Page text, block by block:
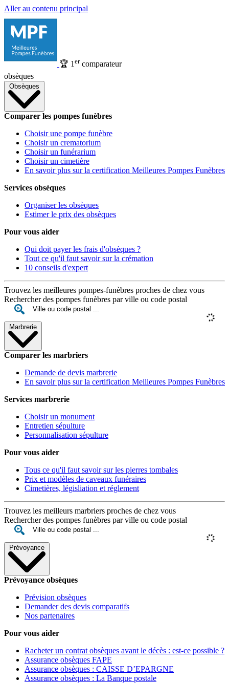
Aller au contenu principal
🏆 1 ercomparateur
obsèques
Obsèques
Comparer les pompes funèbres
Choisir une pompe funèbre
Choisir un crematorium
Choisir un funérarium
Choisir un cimetière
En savoir plus sur la certification Meilleures Pompes Funèbres
Services obsèques
Organiser les obsèques
Estimer le prix des obsèques
Pour vous aider
Qui doit payer les frais d'obsèques ?
Tout ce qu'il faut savoir sur la crémation
10 conseils d'expert
Trouvez les meilleures pompes-funèbres proches de chez vous
Rechercher des pompes funèbres par ville ou code postal
Marbrerie
Comparer les marbriers
Demande de devis marbrerie
En savoir plus sur la certification Meilleures Pompes Funèbres
Services marbrerie
Choisir un monument
Entretien sépulture
Personnalisation sépulture
Pour vous aider
Tous ce qu'il faut savoir sur les pierres tombales
Prix et modèles de caveaux funéraires
Cimetières, législiation et réglement
Trouvez les meilleurs marbriers proches de chez vous
Rechercher des pompes funèbres par ville ou code postal
Prévoyance
Prévoyance obsèques
Prévision obsèques
Demander des devis comparatifs
Nos partenaires
Pour vous aider
Racheter un contrat obsèques avant le décès : est-ce possible ?
Assurance obsèques FAPE
Assurance obsèques : CAISSE D’EPARGNE
Assurance obsèques : La Banque postale